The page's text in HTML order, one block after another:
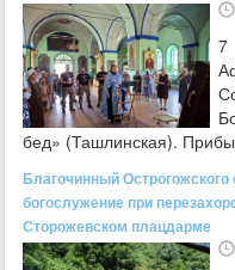
7
бед» (Ташлинская).
Благочинный Острогожского
богослужение при
Сторожевском плацдарме